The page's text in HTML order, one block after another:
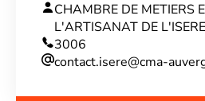
CHAMBRE DE METIERS
L'ARTISANAT DE
3006
contact.isere@cma-